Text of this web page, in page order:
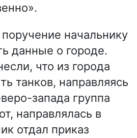
начальнику
данные о городе.
что из города
танков, направляясь
запада группа
направлялась в
отдал приказ